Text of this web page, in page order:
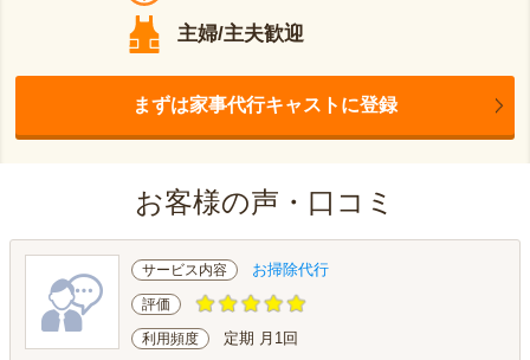
主婦/主夫歓迎
まずは家事代行キャストに登録
お客様の声・口コミ
サービス内容 お掃除代行
評価
利用頻度 定期 月1回